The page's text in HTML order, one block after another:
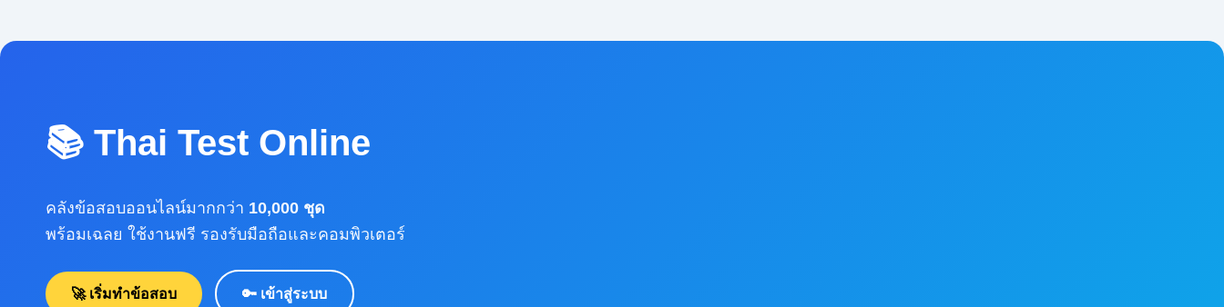
📚 Thai Test Online
คลังข้อสอบออนไลน์มากกว่า10,000 ชุด
พร้อมเฉลย ใช้งานฟรี รองรับมือถือและคอมพิวเตอร์
🚀 เริ่มทำข้อสอบ 🔑 เข้าสู่ระบบ